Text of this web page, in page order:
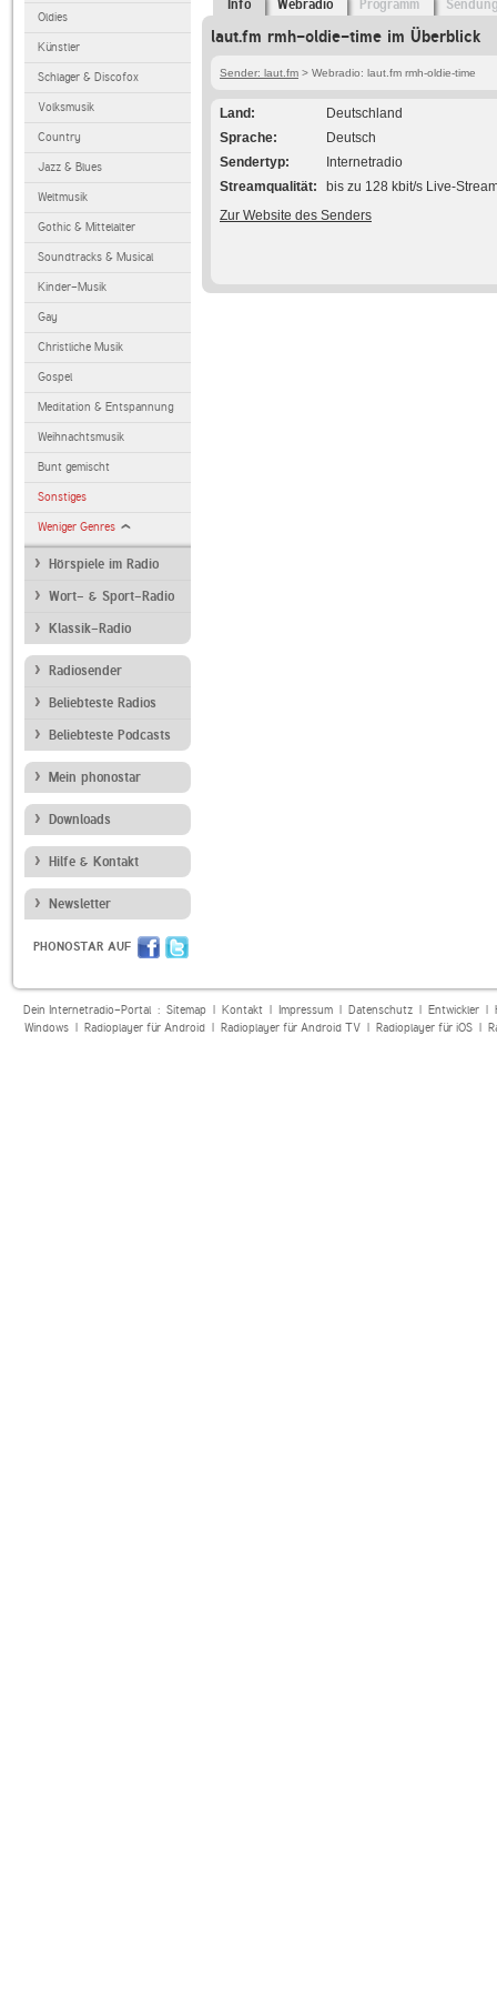
Oldies
Künstler
Schlager & Discofox
Volksmusik
Country
Jazz & Blues
Weltmusik
Gothic & Mittelalter
Soundtracks & Musical
Kinder-Musik
Gay
Christliche Musik
Gospel
Meditation & Entspannung
Weihnachtsmusik
Bunt gemischt
Sonstiges
Weniger Genres
Hörspiele im Radio
Wort- & Sport-Radio
Klassik-Radio
Radiosender
Beliebteste Radios
Beliebteste Podcasts
Mein phonostar
Downloads
Hilfe & Kontakt
Newsletter
PHONOSTAR AUF
Info Webradio Programm
laut.fm rmh-oldie-time im Überblick
Sender: laut.fm > Webradio: laut.fm rmh-oldie-time
Land
Deutschland
Sprache
Deutsch
Sendertyp
Internetradio
Streamqualität
bis zu 128 kbit/s Live-
Zur Website des Senders
Dein Internetradio-Portal : Sitemap| Kontakt| Impressum| Datenschutz| Entwickler|
Windows| Radioplayer für Android| Radioplayer für Android TV| Radioplayer für iOS|